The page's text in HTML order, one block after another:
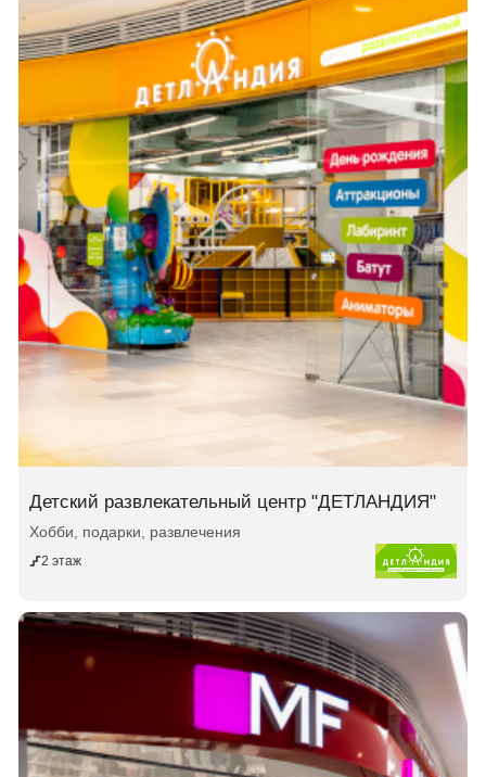
Детский развлекательный центр "ДЕТЛАНДИЯ"
Хобби, подарки, развлечения
2 этаж